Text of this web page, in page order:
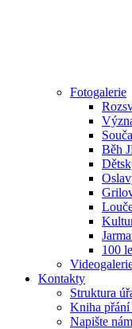
Fotogalerie
Běh
100
Kontakty
Struktura
Kniha přání
Napište nám